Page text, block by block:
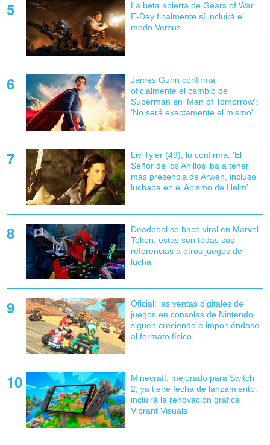
La beta abierta de Gears of War
E-Day finalmente sí incluirá el
modo Versus
James Gunn confirma
oficialmente el cambio de
Superman en 'Man of Tomorrow':
'No será exactamente el mismo'
Liv Tyler (49), lo confirma: 'El
Señor de los Anillos iba a tener
más presencia de Arwen, incluso
luchaba en el Abismo de Helm'
Deadpool se hace viral en Marvel
Tokon: estas son todas sus
referencias a otros juegos de
lucha
Oficial: las ventas digitales de
juegos en consolas de Nintendo
siguen creciendo e imponiéndose
al formato físico
Minecraft, mejorado para Switch
2, ya tiene fecha de lanzamiento:
incluirá la renovación gráfica
Vibrant Visuals